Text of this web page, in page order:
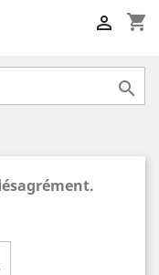
shopping_cart

